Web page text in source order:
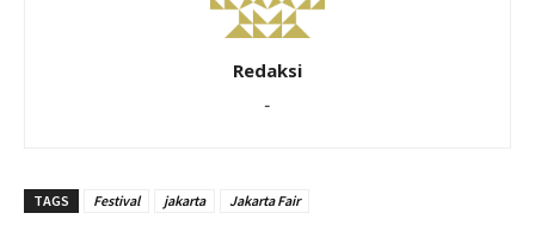
Redaksi
-
TAGS Festival jakarta Jakarta Fair